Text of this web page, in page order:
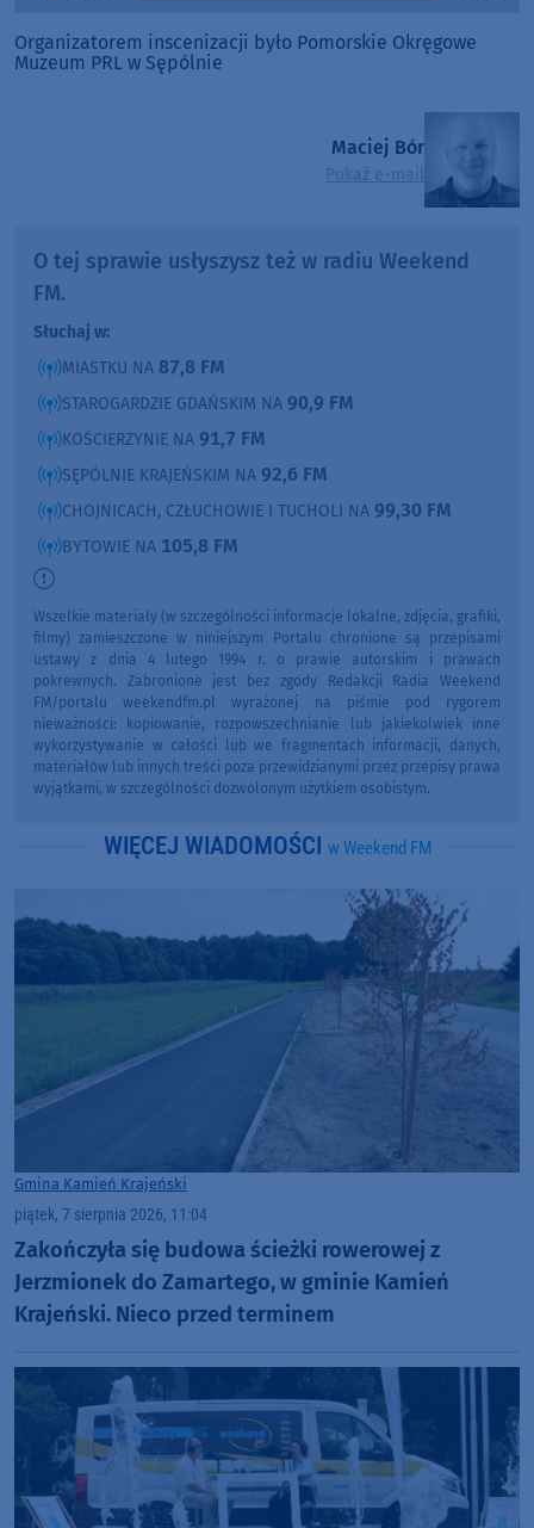
Organizatorem inscenizacji było Pomorskie Okręgowe
Muzeum PRL w Sępólnie
Maciej Bór
Pokaż e-mail
O tej sprawie usłyszysz też w radiu Weekend
FM.
Słuchaj w:
MIASTKU NA 87,8 FM
STAROGARDZIE GDAŃSKIM NA 90,9 FM
KOŚCIERZYNIE NA 91,7 FM
SĘPÓLNIE KRAJEŃSKIM NA 92,6 FM
CHOJNICACH, CZŁUCHOWIE I TUCHOLI NA 99,30 FM
BYTOWIE NA 105,8 FM
Wszelkie materiały (w szczególności informacje lokalne, zdjęcia, grafiki,
filmy) zamieszczone w niniejszym Portalu chronione są przepisami
ustawy z dnia 4 lutego 1994 r. o prawie autorskim i prawach
pokrewnych. Zabronione jest bez zgody Redakcji Radia Weekend
FM/portalu weekendfm.pl wyrażonej na piśmie pod rygorem
nieważności: kopiowanie, rozpowszechnianie lub jakiekolwiek inne
wykorzystywanie w całości lub we fragmentach informacji, danych,
materiałów lub innych treści poza przewidzianymi przez przepisy prawa
wyjątkami, w szczególności dozwolonym użytkiem osobistym.
WIĘCEJ WIADOMOŚCI w Weekend FM
Gmina Kamień Krajeński
piątek, 7 sierpnia 2026, 11:04
Zakończyła się budowa ścieżki rowerowej z
Jerzmionek do Zamartego, w gminie Kamień
Krajeński. Nieco przed terminem